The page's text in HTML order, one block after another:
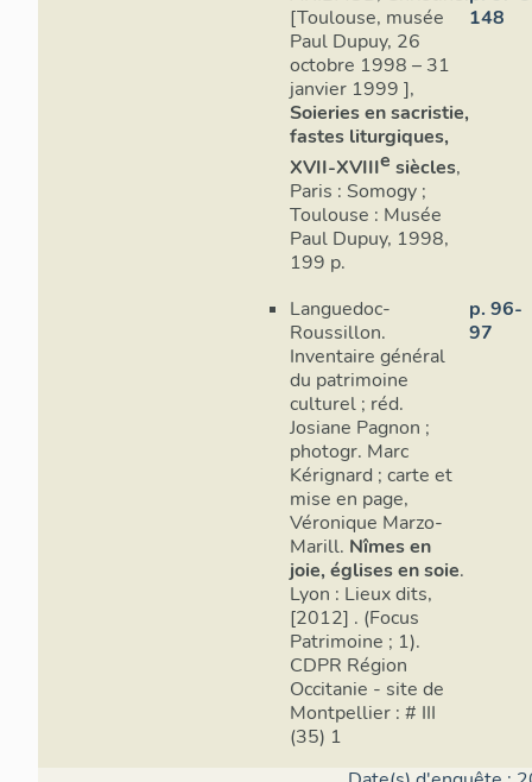
[Toulouse, musée
Paul Dupuy, 26
octobre 1998 – 31
janvier 1999 ],
Soieries en sacristie,
fastes liturgiques,
XVII-XVIIIe siècles,
Paris : Somogy ;
Toulouse : Musée
Paul Dupuy, 1998,
199 p.
148
Languedoc-
Roussillon.
Inventaire général
du patrimoine
culturel ; réd.
Josiane Pagnon ;
photogr. Marc
Kérignard ; carte et
mise en page,
Véronique Marzo-
Marill. Nîmes en
joie, églises en soie.
Lyon : Lieux dits,
[2012] . (Focus
Patrimoine ; 1).
CDPR Région
Occitanie - site de
Montpellier : # III
(35) 1
p. 96-
97